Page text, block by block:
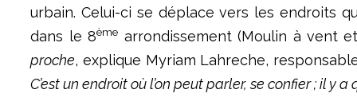
urbain. Celui-ci se déplace vers les endroits
dans le 8ème arrondissement (Moulin à vent
proche, explique Myriam Lahreche,
C’est un endroit où l’on peut parler, se confier ; il y